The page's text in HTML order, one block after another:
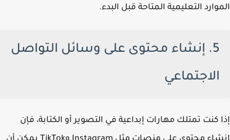
الموارد التعليمية المتاحة قبل البدء.
5. إنشاء محتوى على وسائل التواصل
الاجتماعي
إذا كنت تمتلك مهارات إبداعية في التصوير أو الكتابة، فإن